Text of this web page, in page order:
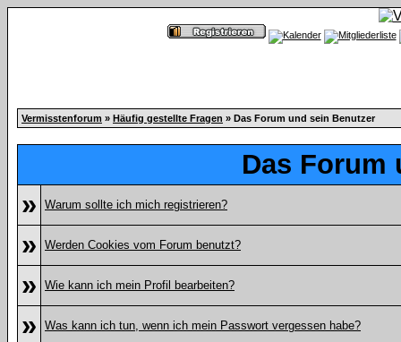
Vermisstenforum » Häufig gestellte Fragen » Das Forum und sein Benutzer
Das Forum
»
Warum sollte ich mich registrieren?
» Werden Cookies vom Forum benutzt?
» Wie kann ich mein Profil bearbeiten?
» Was kann ich tun, wenn ich mein Passwort vergessen habe?